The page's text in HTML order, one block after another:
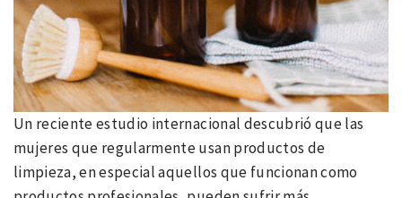
Un reciente estudio internacional descubrió que las
mujeres que regularmente usan productos de
limpieza, en especial aquellos que funcionan como